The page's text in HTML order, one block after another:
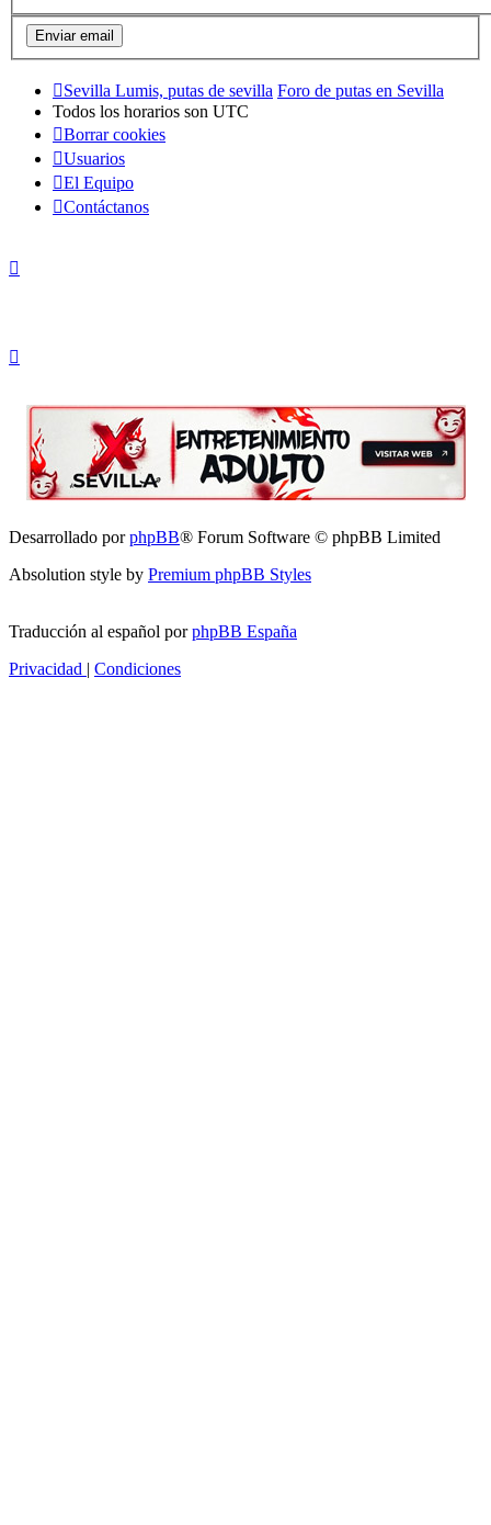
Sevilla Lumis, putas de sevilla Foro de putas en Sevilla
Todos los horarios son UTC
Borrar cookies
Usuarios
El Equipo
Contáctanos
Desarrollado porphpBB® Forum Software © phpBB Limited
Absolution style by Premium phpBB Styles
Traducción al español porphpBB España
Privacidad | Condiciones